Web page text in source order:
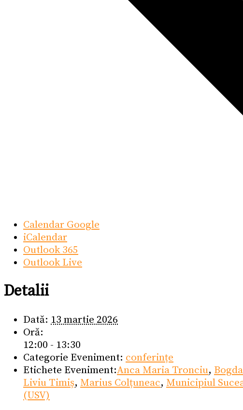
Calendar Google
iCalendar
Outlook 365
Outlook Live
Detalii
Dată: 13 martie 2026
Oră:
12:00 - 13:30
Categorie Eveniment: conferințe
Etichete Eveniment:Anca Maria Tronciu,
Liviu Timiș, Marius Colțuneac, Municipiul
(USV)